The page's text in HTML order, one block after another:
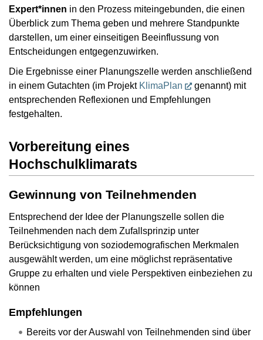
Expert*innen in den Prozess miteingebunden, die einen
Überblick zum Thema geben und mehrere Standpunkte
darstellen, um einer einseitigen Beeinflussung von
Entscheidungen entgegenzuwirken.
Die Ergebnisse einer Planungszelle werden anschließend
in einem Gutachten (im Projekt KlimaPlan
genannt) mit
entsprechenden Reflexionen und Empfehlungen
festgehalten.
Vorbereitung eines
Hochschulklimarats
Gewinnung von Teilnehmenden
Entsprechend der Idee der Planungszelle sollen die
Teilnehmenden nach dem Zufallsprinzip unter
Berücksichtigung von soziodemografischen Merkmalen
ausgewählt werden, um eine möglichst repräsentative
Gruppe zu erhalten und viele Perspektiven einbeziehen zu
können
Empfehlungen
Bereits vor der Auswahl von Teilnehmenden sind über